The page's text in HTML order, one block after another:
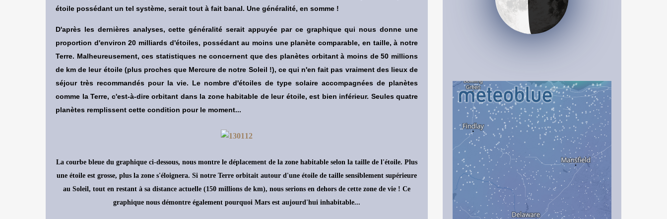
étoile possédant un tel système, serait tout à fait banal. Une généralité, en somme !
D'après les dernières analyses, cette généralité serait appuyée par ce graphique qui nous donne une
proportion d'environ 20 milliards d'étoiles, possédant au moins une planète comparable, en taille, à notre
Terre. Malheureusement, ces statistiques ne concernent que des planètes orbitant à moins de 50 millions
de km de leur étoile (plus proches que Mercure de notre Soleil !), ce qui n'en fait pas vraiment des lieux de
séjour très recommandés pour la vie. Le nombre d'étoiles de type solaire accompagnées de planètes
comme la Terre, c'est-à-dire orbitant dans la zone habitable de leur étoile, est bien inférieur. Seules quatre
planètes remplissent cette condition pour le moment...
La courbe bleue du graphique ci-dessous, nous montre le déplacement de la zone habitable selon la taille de l'étoile. Plus
une étoile est grosse, plus la zone s'éloignera. Si notre Terre orbitait autour d'une étoile de taille sensiblement supérieure
au Soleil, tout en restant à sa distance actuelle (150 millions de km), nous serions en dehors de cette zone de vie ! Ce
graphique nous démontre également pourquoi Mars est aujourd'hui inhabitable...
Dernier quartier